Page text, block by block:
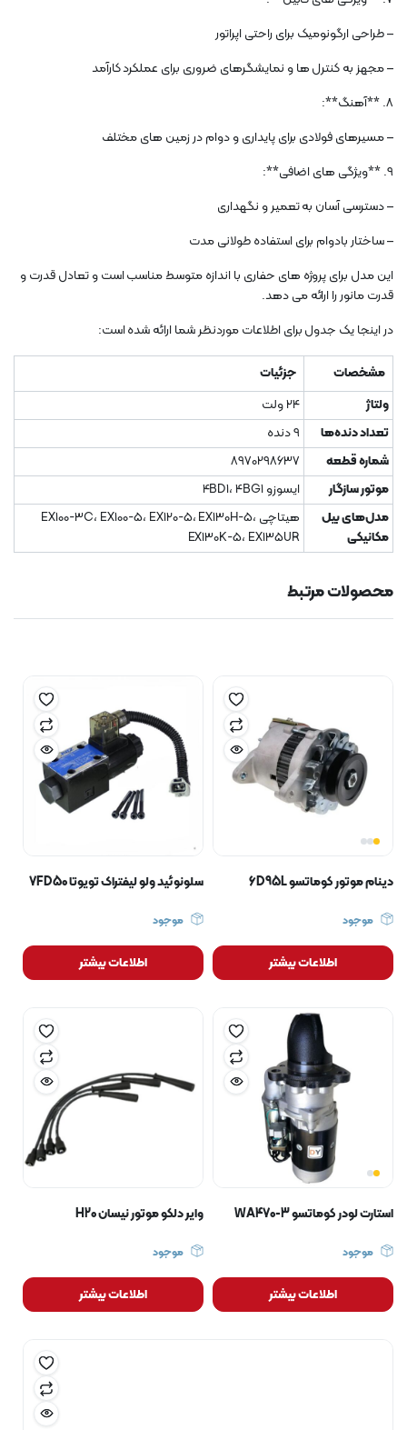
– طراحی ارگونومیک برای راحتی اپراتور
– مجهز به کنترل ها و نمایشگرهای ضروری برای عملکرد کارآمد
8. **آهنگ**:
– مسیرهای فولادی برای پایداری و دوام در زمین های مختلف
9. **ویژگی های اضافی**:
– دسترسی آسان به تعمیر و نگهداری
– ساختار بادوام برای استفاده طولانی مدت
این مدل برای پروژه های حفاری با اندازه متوسط ​​مناسب است و تعادل قدرت و
قدرت مانور را ارائه می دهد.
در اینجا یک جدول برای اطلاعات موردنظر شما ارائه شده است:
مشخصات
جزئیات
ولتاژ
24 ولت
تعداد دنده‌ها
9 دنده
شماره قطعه
8970298637
موتور سازگار
ایسوزو 4BD1، 4BG1
مدل‌های بیل
مکانیکی
هیتاچی EX100-3C، EX100-5، EX120-5، EX130H-5،
EX130K-5، EX135UR
محصولات مرتبط
دینام موتور کوماتسو 6D95L
موجود
اطلاعات بیشتر
سلونوئید ولو لیفتراک تویوتا 7FD50
موجود
اطلاعات بیشتر
استارت لودر کوماتسو WA470-3
موجود
اطلاعات بیشتر
وایر دلکو موتور نیسان H20
موجود
اطلاعات بیشتر